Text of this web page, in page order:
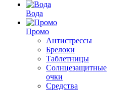
Вода
Промо
Антистрессы
Брелоки
Таблетницы
Солнцезащитные
очки
Средства